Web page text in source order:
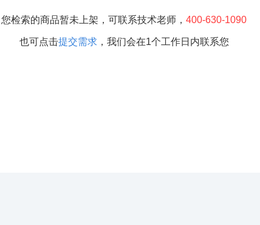
您检索的商品暂未上架，可联系技术老师， 400-630-1090
也可点击提交需求，我们会在1个工作日内联系您